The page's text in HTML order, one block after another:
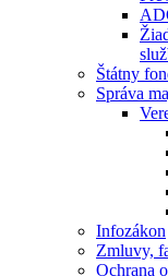
Štátny
Správa
Infozákon
Zmluvy,
Ochrana